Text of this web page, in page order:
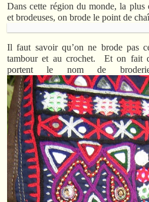
Dans cette région du monde, la plus
et brodeuses, on brode le point de
Il faut savoir qu’on ne brode pas
tambour et au crochet. Et on fait
portent le nom de